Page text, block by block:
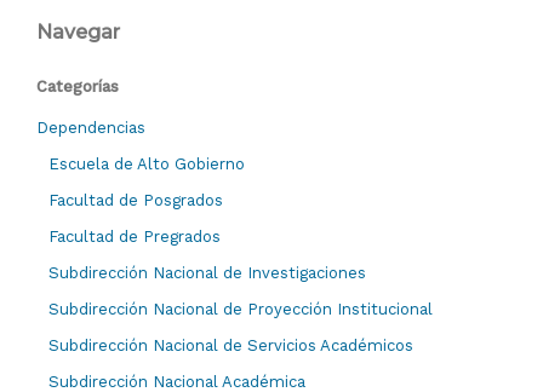
Navegar
Categorías
Dependencias
Escuela de Alto Gobierno
Facultad de Posgrados
Facultad de Pregrados
Subdirección Nacional de Investigaciones
Subdirección Nacional de Proyección Institucional
Subdirección Nacional de Servicios Académicos
Subdirección Nacional Académica